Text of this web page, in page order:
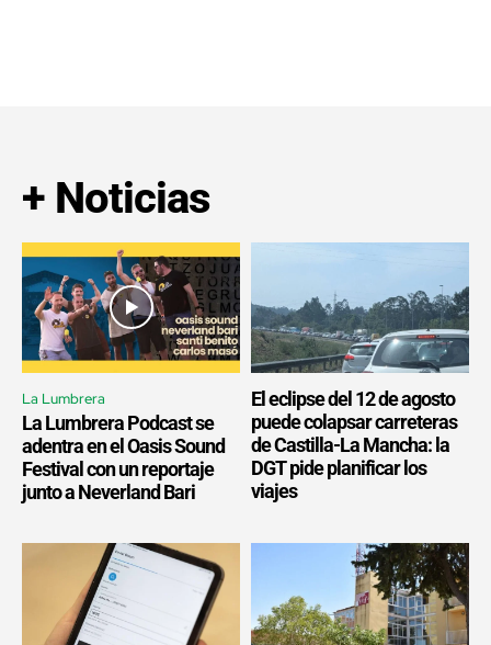
+ Noticias
La Lumbrera
La Lumbrera Podcast se
adentra en el Oasis Sound
Festival con un reportaje
junto a Neverland Bari
El eclipse del 12 de agosto
puede colapsar carreteras
de Castilla-La Mancha: la
DGT pide planificar los
viajes